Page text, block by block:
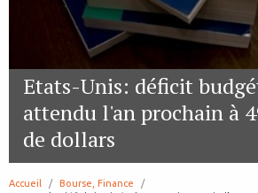
Etats-Unis: déficit
attendu l'an prochain à
de dollars
Accueil
Bourse, Finance